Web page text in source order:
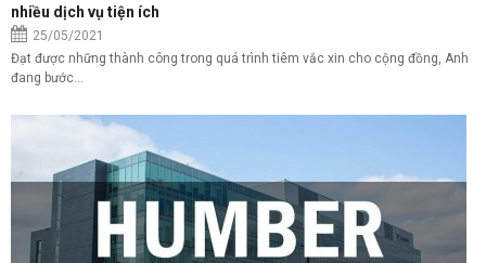
nhiều dịch vụ tiện ích
25/05/2021
Đạt được những thành công trong quá trình tiêm vắc xin cho cộng đồng, Anh
đang bước...